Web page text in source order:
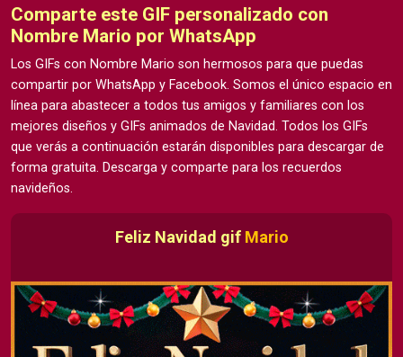
Comparte este GIF personalizado con
Nombre Mario por WhatsApp
Los GIFs con Nombre Mario son hermosos para que puedas
compartir por WhatsApp y Facebook. Somos el único espacio en
línea para abastecer a todos tus amigos y familiares con los
mejores diseños y GIFs animados de Navidad. Todos los GIFs
que verás a continuación estarán disponibles para descargar de
forma gratuita. Descarga y comparte para los recuerdos
navideños.
Feliz Navidad gif Mario